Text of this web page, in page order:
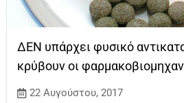
ΔΕΝ υπάρχει φυσικό
κρύβουν οι
22 Αυγούστου, 2017